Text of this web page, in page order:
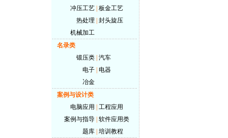
冲压工艺 板金工艺
热处理
封头旋压
机械加工
名录类
锻压类 汽车
电子 电器
冶金
案例与设计类
电脑应用
工程应用
案例与指导 软件应用类
题库 培训教程